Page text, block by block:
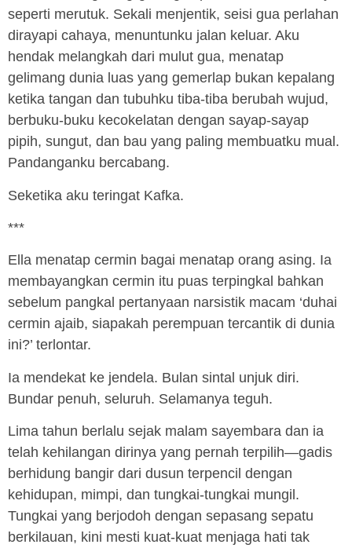
seperti merutuk. Sekali menjentik, seisi gua perlahan
dirayapi cahaya, menuntunku jalan keluar. Aku
hendak melangkah dari mulut gua, menatap
gelimang dunia luas yang gemerlap bukan kepalang
ketika tangan dan tubuhku tiba-tiba berubah wujud,
berbuku-buku kecokelatan dengan sayap-sayap
pipih, sungut, dan bau yang paling membuatku mual.
Pandanganku bercabang.
Seketika aku teringat Kafka.
***
Ella menatap cermin bagai menatap orang asing. Ia
membayangkan cermin itu puas terpingkal bahkan
sebelum pangkal pertanyaan narsistik macam ‘duhai
cermin ajaib, siapakah perempuan tercantik di dunia
ini?’ terlontar.
Ia mendekat ke jendela. Bulan sintal unjuk diri.
Bundar penuh, seluruh. Selamanya teguh.
Lima tahun berlalu sejak malam sayembara dan ia
telah kehilangan dirinya yang pernah terpilih—gadis
berhidung bangir dari dusun terpencil dengan
kehidupan, mimpi, dan tungkai-tungkai mungil.
Tungkai yang berjodoh dengan sepasang sepatu
berkilauan, kini mesti kuat-kuat menjaga hati tak